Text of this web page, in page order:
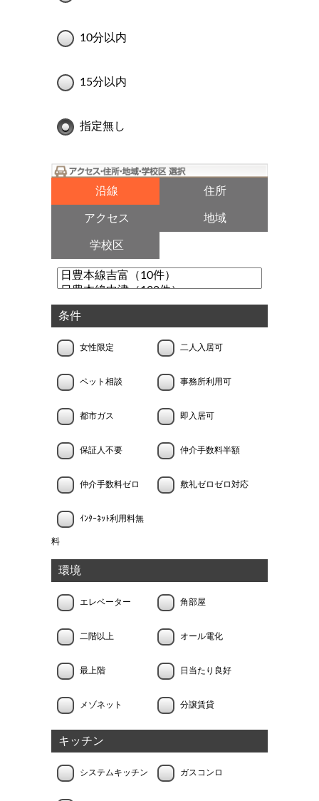
10分以内
15分以内
指定無し
沿線 住所
アクセス 地域
学校区
条件
女性限定 二人入居可
ペット相談 事務所利用可
都市ガス 即入居可
保証人不要 仲介手数料半額
仲介手数料ゼロ 敷礼ゼロゼロ対応
ｲﾝﾀｰﾈｯﾄ利用料無
料
環境
エレベーター 角部屋
二階以上 オール電化
最上階 日当たり良好
メゾネット 分譲賃貸
キッチン
システムキッチン ガスコンロ